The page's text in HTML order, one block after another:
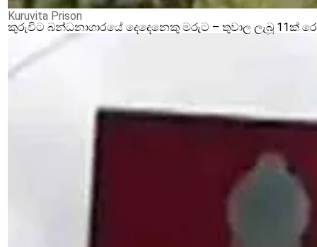
Kuruvita Prison
කුරුවිට බන්ධනාගාරයේ දෙදෙනෙකු මරුට – තුවාල ලැබූ 11ක්